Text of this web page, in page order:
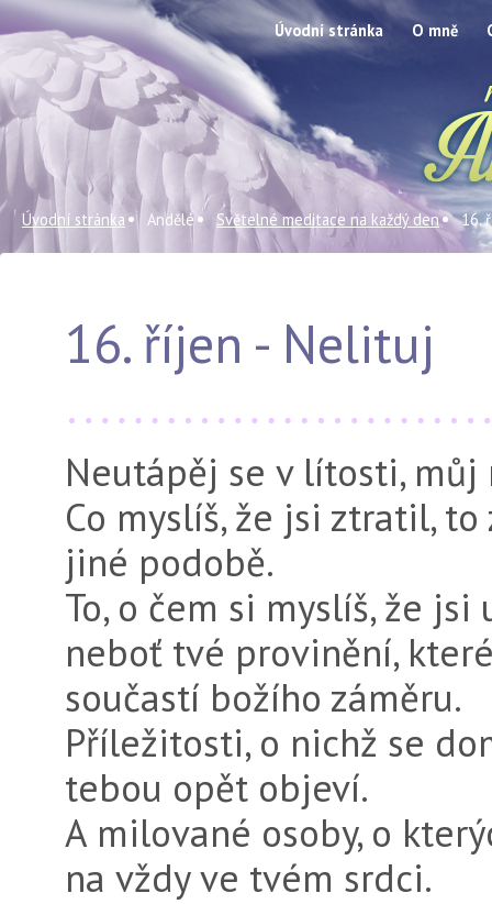
Úvodní stránka O mně
Úvodní stránka Andělé Světelné meditace na každý den 16.
16. říjen - Nelituj
Neutápěj se v lítosti, můj
Co myslíš, že jsi ztratil,
jiné podobě.
To, o čem si myslíš, že
neboť tvé provinění,
součastí božího záměru.
Příležitosti, o nichž se
tebou opět objeví.
A milované osoby, o
na vždy ve tvém srdci.